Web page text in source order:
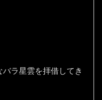
ラ星雲を拝借してき